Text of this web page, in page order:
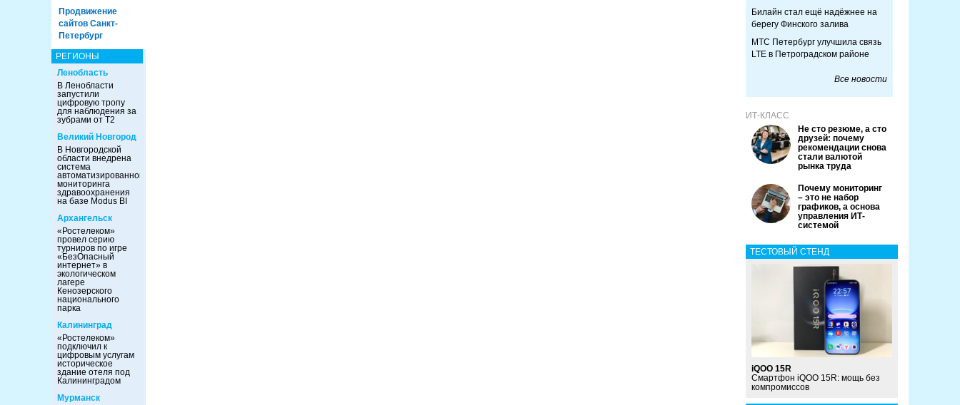
Продвижение
сайтов Санкт-
Петербург
РЕГИОНЫ
Ленобласть
В Ленобласти
запустили
цифровую тропу
для наблюдения за
зубрами от Т2
Великий Новгород
В Новгородской
области внедрена
система
автоматизированного
мониторинга
здравоохранения
на базе Modus BI
Архангельск
«Ростелеком»
провел серию
турниров по игре
«БезОпасный
интернет» в
экологическом
лагере
Кенозерского
национального
парка
Калининград
«Ростелеком»
подключил к
цифровым услугам
историческое
здание отеля под
Калининградом
Мурманск
Билайн стал ещё надёжнее на
берегу Финского залива
МТС Петербург улучшила связь
LTE в Петроградском районе
Все новости
ИТ-КЛАСС
Не сто резюме, а сто
друзей: почему
рекомендации снова
стали валютой
рынка труда
Почему мониторинг
– это не набор
графиков, а основа
управления ИТ-
системой
ТЕСТОВЫЙ СТЕНД
iQOO 15R
Смартфон iQOO 15R: мощь без
компромиссов